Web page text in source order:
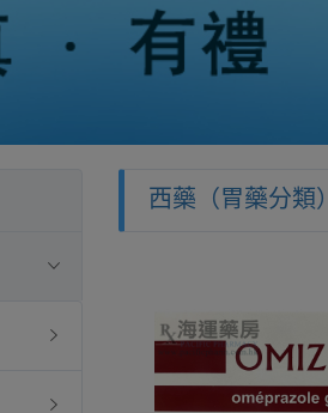
西藥（胃藥分類）